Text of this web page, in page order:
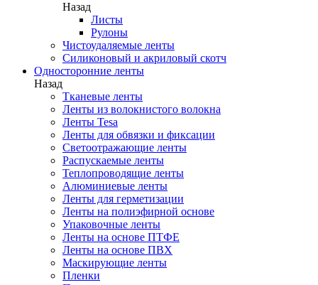
Назад
Листы
Рулоны
Чистоудаляемые ленты
Силиконовый и акриловый скотч
Односторонние ленты
Назад
Тканевые ленты
Ленты из волокнистого волокна
Ленты Tesa
Ленты для обвязки и фиксации
Светоотражающие ленты
Распускаемые ленты
Теплопроводящие ленты
Алюминиевые ленты
Ленты для герметизации
Ленты на полиэфирной основе
Упаковочные ленты
Ленты на основе ПТФЕ
Ленты на основе ПВХ
Маскирующие ленты
Пленки